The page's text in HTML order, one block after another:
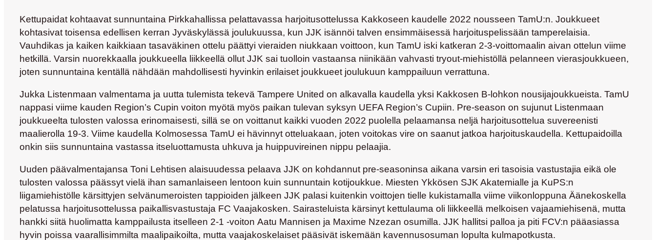
Kettupaidat kohtaavat sunnuntaina Pirkkahallissa pelattavassa harjoitusottelussa Kakkoseen kaudelle 2022 nousseen TamU:n. Joukkueet
kohtasivat toisensa edellisen kerran Jyväskylässä joulukuussa, kun JJK isännöi talven ensimmäisessä harjoituspelissään tamperelaisia.
Vauhdikas ja kaiken kaikkiaan tasaväkinen ottelu päättyi vieraiden niukkaan voittoon, kun TamU iski katkeran 2-3-voittomaalin aivan ottelun viime
hetkillä. Varsin nuorekkaalla joukkueella liikkeellä ollut JJK sai tuolloin vastaansa niinikään vahvasti tryout-miehistöllä pelanneen vierasjoukkueen,
joten sunnuntaina kentällä nähdään mahdollisesti hyvinkin erilaiset joukkueet joulukuun kamppailuun verrattuna.
Jukka Listenmaan valmentama ja uutta tulemista tekevä Tampere United on alkavalla kaudella yksi Kakkosen B-lohkon nousijajoukkueista. TamU
nappasi viime kauden Region’s Cupin voiton myötä myös paikan tulevan syksyn UEFA Region’s Cupiin. Pre-season on sujunut Listenmaan
joukkueelta tulosten valossa erinomaisesti, sillä se on voittanut kaikki vuoden 2022 puolella pelaamansa neljä harjoitusottelua suvereenisti
maalierolla 19-3. Viime kaudella Kolmosessa TamU ei hävinnyt otteluakaan, joten voitokas vire on saanut jatkoa harjoituskaudella. Kettupaidoilla
onkin siis sunnuntaina vastassa itseluottamusta uhkuva ja huippuvireinen nippu pelaajia.
Uuden päävalmentajansa Toni Lehtisen alaisuudessa pelaava JJK on kohdannut pre-seasoninsa aikana varsin eri tasoisia vastustajia eikä ole
tulosten valossa päässyt vielä ihan samanlaiseen lentoon kuin sunnuntain kotijoukkue. Miesten Ykkösen SJK Akatemialle ja KuPS:n
liigamiehistölle kärsittyjen selvänumeroisten tappioiden jälkeen JJK palasi kuitenkin voittojen tielle kukistamalla viime viikonloppuna Äänekoskella
pelatussa harjoitusottelussa paikallisvastustaja FC Vaajakosken. Sairasteluista kärsinyt kettulauma oli liikkeellä melkoisen vajaamiehisenä, mutta
hankki siitä huolimatta kamppailusta itselleen 2-1 -voiton Aatu Mannisen ja Maxime Nzezan osumilla. JJK hallitsi palloa ja piti FCV:n pääasiassa
hyvin poissa vaarallisimmilta maalipaikoilta, mutta vaajakoskelaiset pääsivät iskemään kavennusosuman lopulta kulmapotkusta.